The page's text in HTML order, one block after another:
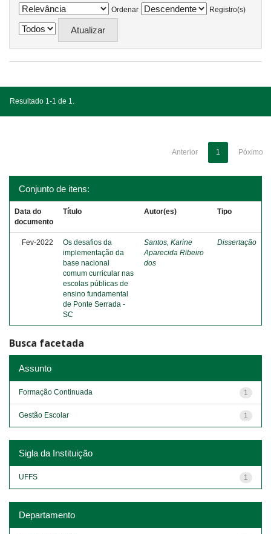
Ordenar
Registro(s)
Resultado 1-1 de 1.
Anterior 1 Póximo
Conjunto de itens:
Data do
documento
Título Autor(es) Tipo
Fev-2022
Os desafios da
implementação da
base nacional
comum curricular nas
escolas públicas de
ensino fundamental
de Ponte Serrada -
SC
Santos, Karine
Aparecida Ribeiro
dos
Dissertação
Busca facetada
Assunto
1
Formação Continuada
1
Gestão Escolar
Sigla da Instituição
1
UFFS
Departamento